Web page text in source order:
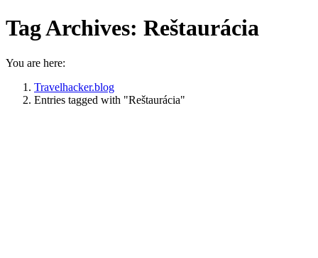
Tag Archives: Reštaurácia
You are here:
Travelhacker.blog
Entries tagged with "Reštaurácia"